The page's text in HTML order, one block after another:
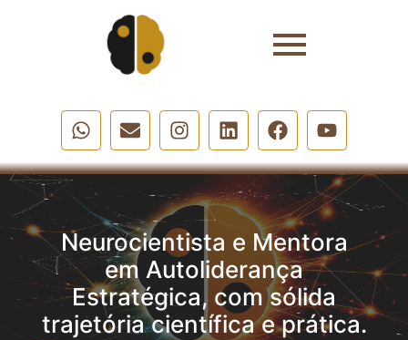
Neurocientista e Mentora
em Autoliderança
Estratégica, com sólida
trajetória científica e prática.